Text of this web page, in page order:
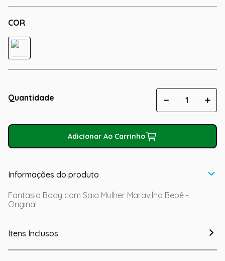
COR
Quantidade ＋
－
Adicionar Ao Carrinho
Informações do produto
Fantasia Body com Saia Mulher Maravilha Bebê -
Original
Itens Inclusos